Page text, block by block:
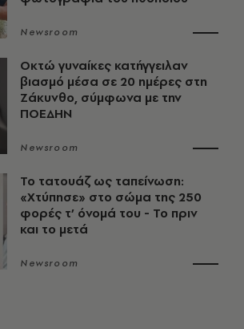
Newsroom
Οκτώ γυναίκες κατήγγειλαν
βιασμό μέσα σε 20 ημέρες στη
Ζάκυνθο, σύμφωνα με την
ΠΟΕΔΗΝ
Newsroom
Το τατουάζ ως ταπείνωση:
«Χτύπησε» στο σώμα της 250
φορές τ’ όνομά του - Το πριν
και το μετά
Newsroom